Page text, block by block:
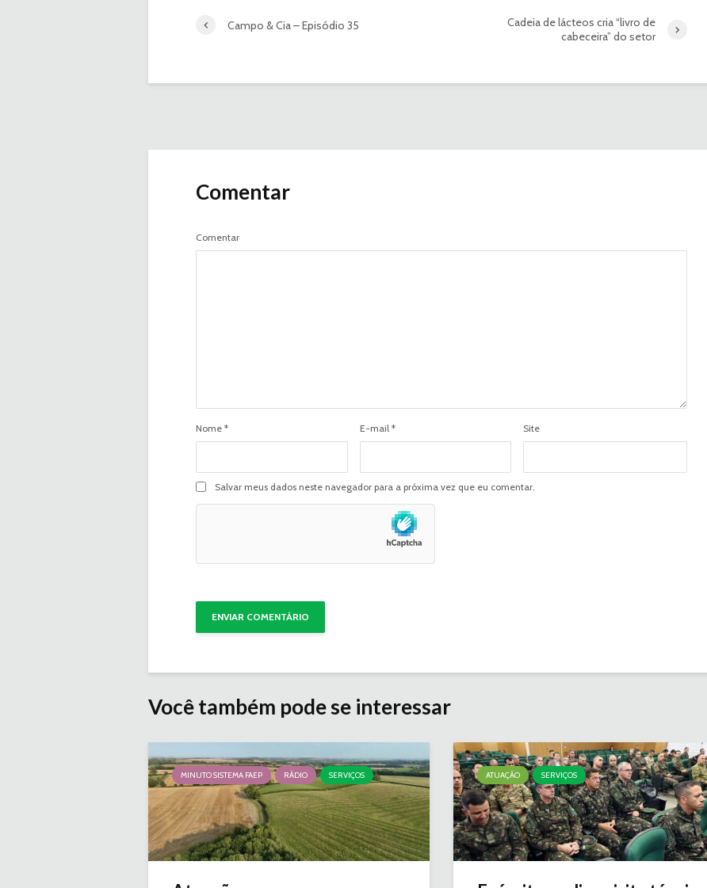
Campo & Cia – Episódio 35
Cadeia de lácteos cria “livro de
cabeceira” do setor
Comentar
Comentar
Nome * E-mail * Site
Salvar meus dados neste navegador para a próxima vez que eu comentar.
Você também pode se interessar
MINUTO SISTEMA FAEP RÁDIO SERVIÇOS ATUAÇÃO SERVIÇOS